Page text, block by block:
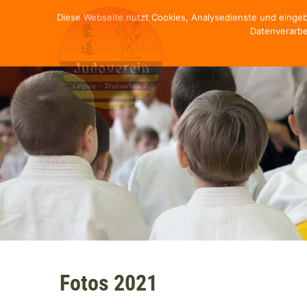
Fotos 2021
Diese Webseite nutzt Cookies, Analysedienste und